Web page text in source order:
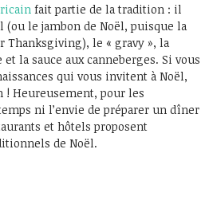
fait partie de la tradition : il
(ou le jambon de Noël, puisque la
Thanksgiving), le « gravy », la
la sauce aux canneberges. Si vous
qui vous invitent à Noël,
! Heureusement, pour les
ni l’envie de préparer un dîner
et hôtels proposent
de Noël.